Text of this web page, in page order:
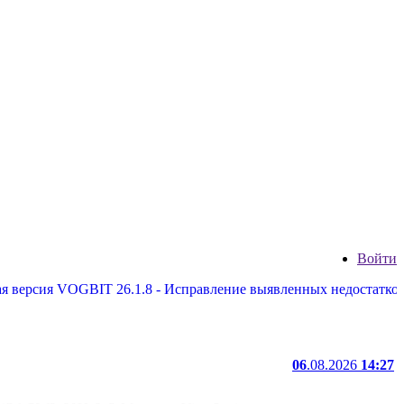
Войти
VOGBIT 26.1.8 - Исправление выявленных недостатков,
06.08.2026 14:27